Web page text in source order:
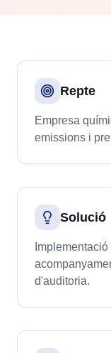
Repte
Empresa
emissions i
Solució
d'auditoria.